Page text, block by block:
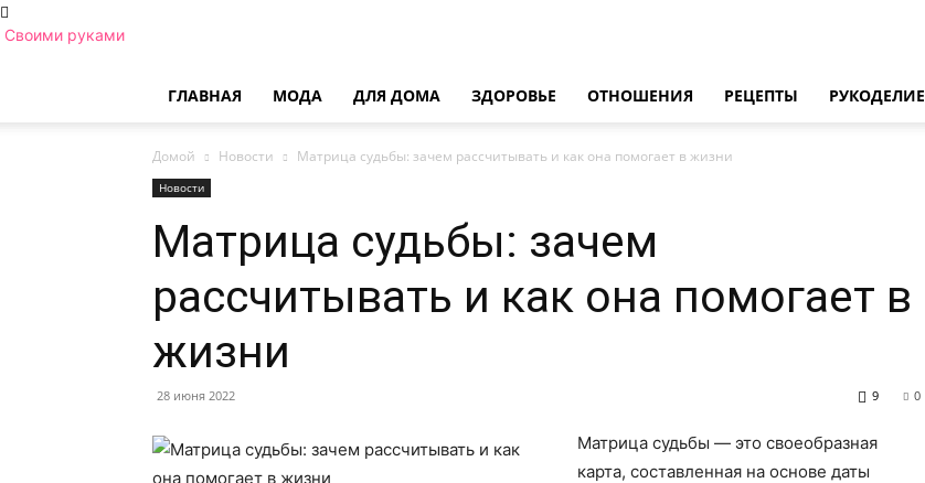
Своими руками
ГЛАВНАЯ МОДА ДЛЯ ДОМА ЗДОРОВЬЕ ОТНОШЕНИЯ РЕЦЕПТЫ РУКОДЕЛИЕ
Домой Новости Матрица судьбы: зачем рассчитывать и как она помогает в жизни
Новости
Матрица судьбы: зачем
рассчитывать и как она помогает в
жизни
28 июня 2022 0
9
Матрица судьбы — это своеобразная
карта, составленная на основе даты